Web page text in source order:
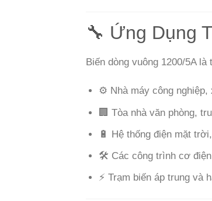
🔧 Ứng Dụng
Biến dòng vuông 1200/5A
⚙️ Nhà máy công
🏢 Tòa nhà văn phòng,
🔋 Hệ thống điện mặt
🛠️ Các công trình cơ điện
⚡ Trạm biến áp trung và